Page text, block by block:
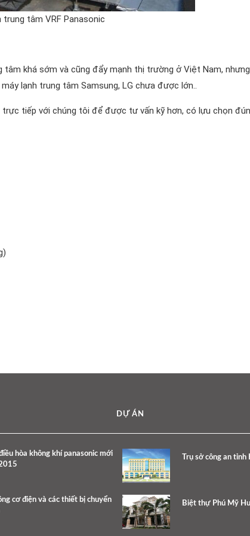
tâm VRF Panasonic
khá sớm và cũng đẩy mạnh thị trường ở Việt Nam, nhưng
lạnh trung tâm Samsung, LG chưa được lớn..
tiếp với chúng tôi để được tư vấn kỹ hơn, có lựu chọn
hòa không khí panasonic mới
cơ điện và các thiết bị chuyển
DỰ ÁN
Trụ sở công an tỉnh
Biệt thự Phú Mỹ